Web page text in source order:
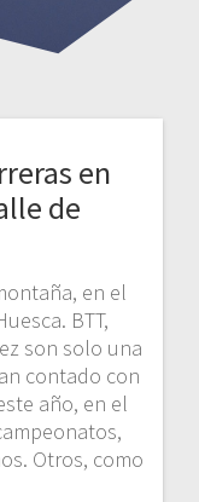
en
de
en el
BTT,
son solo una
contado con
año, en el
Otros, como